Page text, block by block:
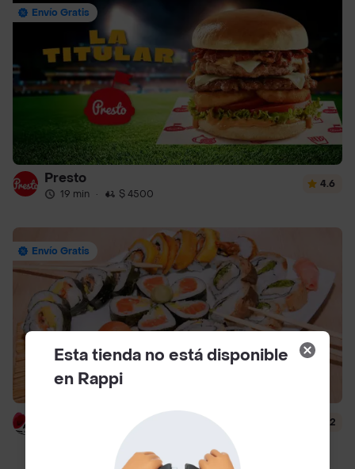
Envío Gratis
Presto
19 min · $ 4500
4.6
Envío Gratis
$ 6500
4.2
Esta tienda no está disponible
en Rappi